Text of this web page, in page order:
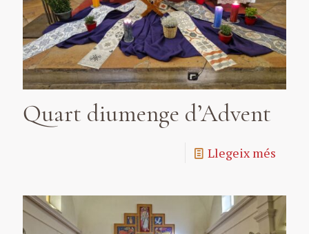
Quart diumenge d’Advent
Llegeix més